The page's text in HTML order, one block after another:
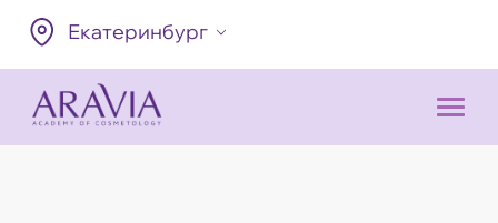
Екатеринбург